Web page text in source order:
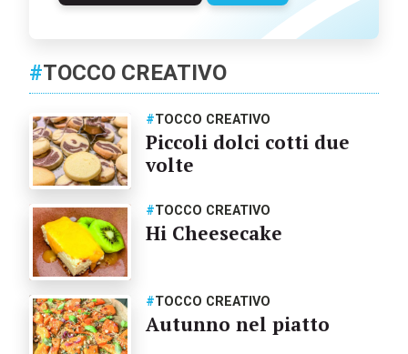
#TOCCO CREATIVO
#TOCCO CREATIVO
Piccoli dolci cotti due
volte
#TOCCO CREATIVO
Hi Cheesecake
#TOCCO CREATIVO
Autunno nel piatto